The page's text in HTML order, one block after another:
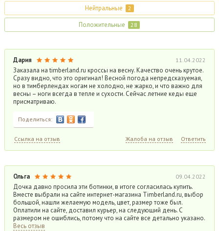
Нейтральные 2
Положительные 28
Дария 11.04.2022
Заказала на timberland.ru кроссы на весну. Качество очень крутое.
Сразу видно, что это оригинал! Весной погода непредсказуемая,
но в тимберлендах ногам не холодно, не жарко, и что важно для
весны – ноги всегда в тепле и сухости. Сейчас летние кеды еще
присматриваю.
Поделиться:
Ссылка на отзыв Жалоба на отзыв Ответить
Ольга 09.04.2022
Дочка давно просила эти ботинки, в итоге согласилась купить.
Вместе выбрали на сайте интернет-магазина Timberland.ru, выбор
большой, нашли желаемую модель, цвет, размер тоже был.
Оплатили на сайте, доставил курьер, на следующий день. С
размером не ошиблись, потому что на сайте все детально указано.
Весь отзыв